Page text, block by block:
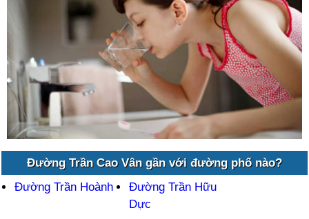
Đường Trần Cao Vân gần với đường phố nào?
Đường Trần Hoành
Đường Trần Hữu
Dực